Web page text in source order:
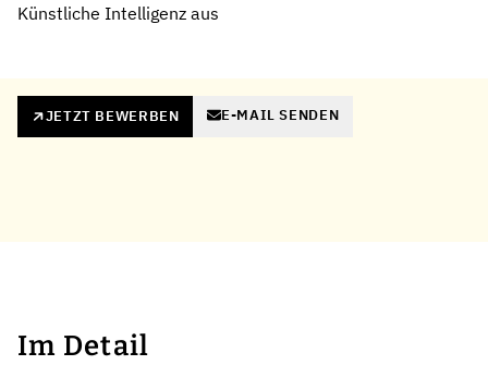
Künstliche Intelligenz aus
JETZT BEWERBEN E-MAIL SENDEN
Im Detail